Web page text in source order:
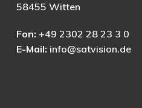
58455 Witten
Fon: +49 2302 28 23 3 0
E-Mail: info@satvision.de